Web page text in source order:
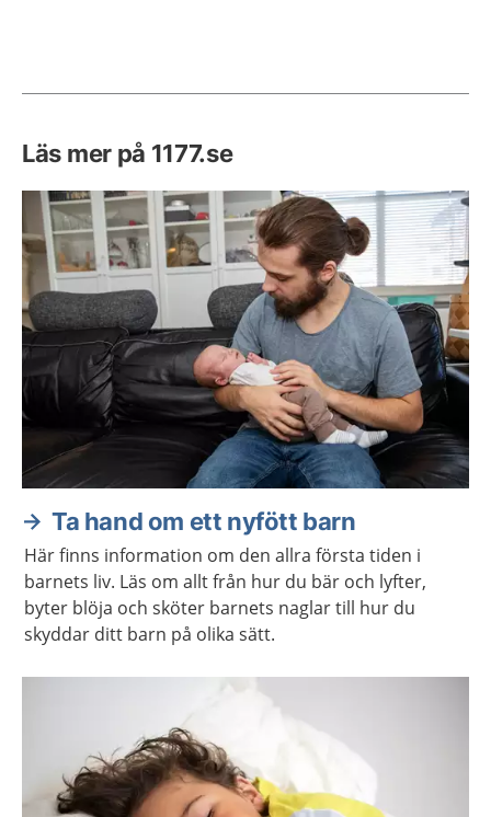
Läs mer på 1177.se
Ta hand om ett nyfött barn
Här finns information om den allra första tiden i
barnets liv. Läs om allt från hur du bär och lyfter,
byter blöja och sköter barnets naglar till hur du
skyddar ditt barn på olika sätt.